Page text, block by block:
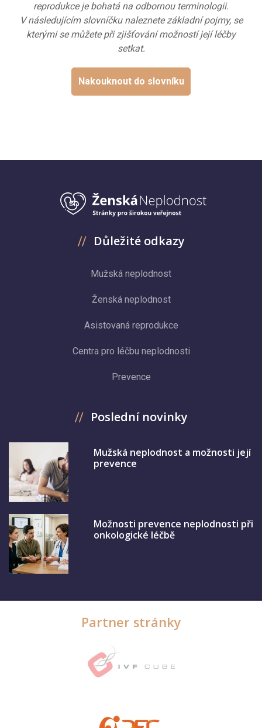
reprodukce je bohatá na odbornou terminologii.
V následujícím slovníčku naleznete základní pojmy, se
kterými se můžete při zjišťování možností její léčby
setkat.
Nakouknout do slovníku
Důležité odkazy
Mužská neplodnost
Ženská neplodnost
Asistovaná reprodukce
Centra pro léčbu neplodnosti
Prevence
Poslední novinky
Mužská neplodnost a možnosti její
prevence
Možnosti prevence neplodnosti při
onkologické léčbě
Partner stránky